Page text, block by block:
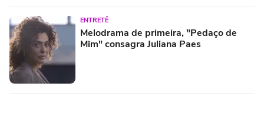
ENTRETÊ
Melodrama de primeira, "Pedaço de
Mim" consagra Juliana Paes